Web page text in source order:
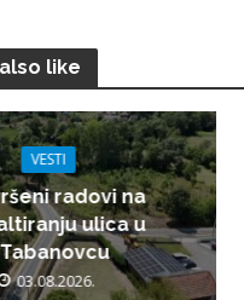
like
VESTI
radovi na
ulica u
Tabanovcu
03.08.2026.